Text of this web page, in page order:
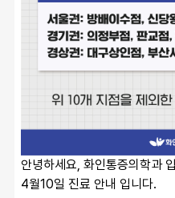
안녕하세요, 화인통증의학과
4월10일 진료 안내 입니다.